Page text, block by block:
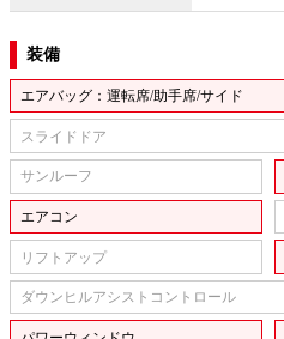
装備
エアバッグ：運転席/助手席/サイド
スライドドア
サンルーフ
エアコン
リフトアップ
ダウンヒルアシストコントロール